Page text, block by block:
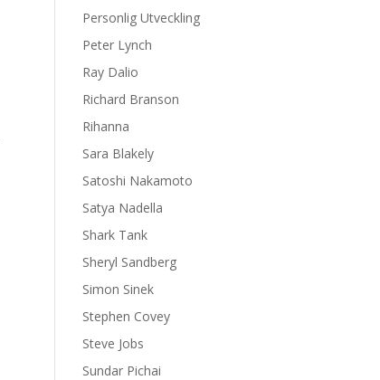
Personlig Utveckling
Peter Lynch
Ray Dalio
Richard Branson
Rihanna
Sara Blakely
Satoshi Nakamoto
Satya Nadella
Shark Tank
Sheryl Sandberg
Simon Sinek
Stephen Covey
Steve Jobs
Sundar Pichai